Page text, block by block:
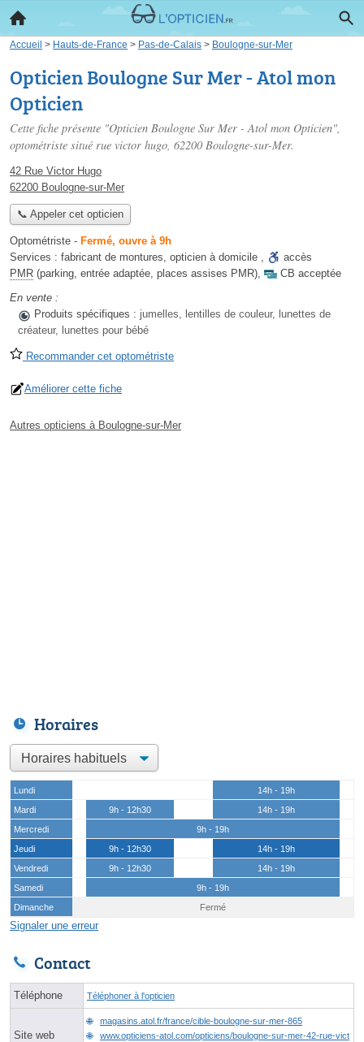
Accueil > Hauts-de-France > Pas-de-Calais > Boulogne-sur-Mer
Opticien Boulogne Sur Mer - Atol mon
Opticien
Cette fiche présente "Opticien Boulogne Sur Mer - Atol mon Opticien",
optométriste situé rue victor hugo, 62200 Boulogne-sur-Mer.
42 Rue Victor Hugo
62200 Boulogne-sur-Mer
📞 Appeler cet opticien
Optométriste - Fermé, ouvre à 9h
Services : fabricant de montures, opticien à domicile ,
accès
PMR (parking, entrée adaptée, places assises PMR),
CB acceptée
En vente :
Produits spécifiques : jumelles, lentilles de couleur, lunettes de
créateur, lunettes pour bébé
Recommander cet optométriste
Améliorer cette fiche
Autres opticiens à Boulogne-sur-Mer
Horaires
Lundi
14h - 19h
Mardi
9h - 12h30
14h - 19h
Mercredi
9h - 19h
Jeudi
9h - 12h30
14h - 19h
Vendredi
9h - 12h30
14h - 19h
Samedi
9h - 19h
Dimanche
Fermé
Signaler une erreur
Contact
Téléphone Téléphoner à l'opticien
Site web
magasins.atol.fr/france/cible-boulogne-sur-mer-865
www.opticiens-atol.com/opticiens/boulogne-sur-mer-42-rue-vict